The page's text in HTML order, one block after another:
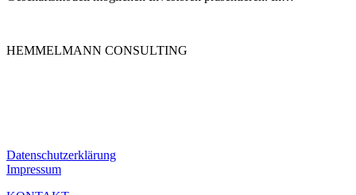
HEMMELMANN CONSULTING
Datenschutzerklärung
Impressum